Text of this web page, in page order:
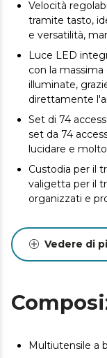
Velocità
tramite tasto,
e versatilità,
Luce LED
con la
illuminate,
direttamente
Set di 74
set da 74
lucidare e
Custodia per il
valigetta per il
organizzati e
Vedere di
Multiutensile a